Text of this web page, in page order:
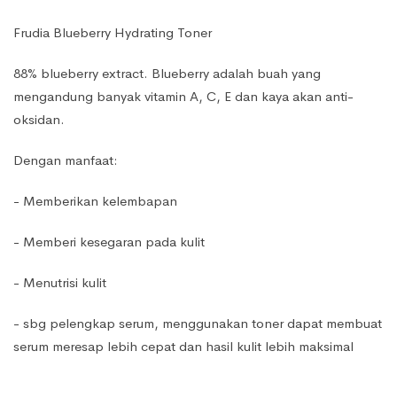
Frudia Blueberry Hydrating Toner
88% blueberry extract. Blueberry adalah buah yang
mengandung banyak vitamin A, C, E dan kaya akan anti-
oksidan.
Dengan manfaat:
- Memberikan kelembapan
- Memberi kesegaran pada kulit
- Menutrisi kulit
- sbg pelengkap serum, menggunakan toner dapat membuat
serum meresap lebih cepat dan hasil kulit lebih maksimal